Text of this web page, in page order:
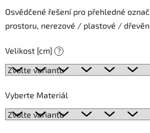
Osvědčené řešení pro přehledné
prostoru, nerezové / plastové /
Velikost [cm] ?
Vyberte Materiál